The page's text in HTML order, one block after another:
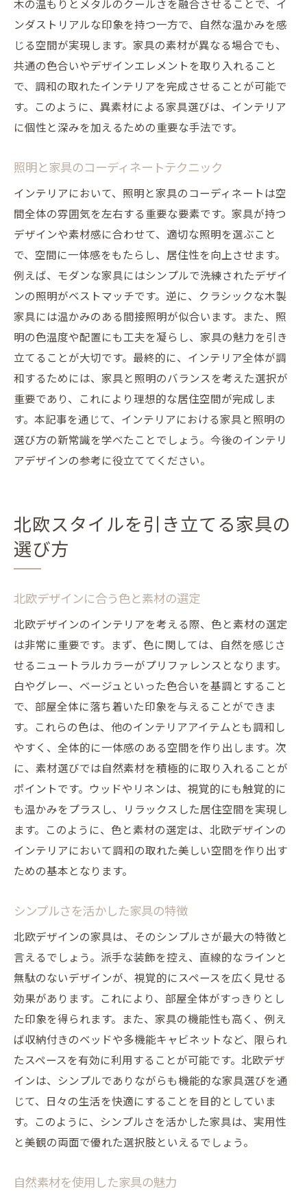
木の温もりとメタルのクールさを融合させることで、イ
ンダストリアルな印象を持つ一方で、自然な温かみを感
じる空間が実現します。家具の素材が異なる場合でも、
共通の色合いやデザインエレメントを取り入れること
で、調和の取れたインテリアを完成させることが可能で
す。このように、異素材による家具選びは、インテリア
に個性と深みを加えるための重要な手法です。
照明と家具のコーディネートテクニック
インテリアにおいて、照明と家具のコーディネートは空
間全体の雰囲気を左右する重要な要素です。家具が持つ
デザインや素材感に合わせて、適切な照明を選ぶこと
で、空間に一体感をもたらし、居住性を向上させます。
例えば、モダンな家具にはシンプルで洗練されたデザイ
ンの照明がベストマッチです。逆に、クラシックな木製
家具には温かみのある間接照明が似合います。また、照
明の色温度や配置にも工夫を凝らし、家具の魅力を引き
立てることが大切です。最終的に、インテリア全体が調
和するためには、家具と照明のバランスを考えた選択が
重要であり、これにより理想的な居住空間が完成しま
す。本記事を通じて、インテリアにおける家具と照明の
選び方の新常識を学べたことでしょう。今後のインテリ
アデザインの参考に役立ててください。
北欧スタイルを引き立てる家具の
選び方
北欧デザインに合う色と素材の選定
北欧デザインのインテリアを考える際、色と素材の選定
は非常に重要です。まず、色に関しては、自然を感じさ
せるニュートラルカラーがプリファレンスとなります。
白やグレー、ベージュといった色合いを基調とすること
で、部屋全体に落ち着いた印象を与えることができま
す。これらの色は、他のインテリアアイテムとも調和し
やすく、全体的に一体感のある空間を作り出します。次
に、素材選びでは自然素材を積極的に取り入れることが
ポイントです。ウッドやリネンは、視覚的にも触覚的に
も温かみをプラスし、リラックスした居住空間を実現し
ます。このように、色と素材の選定は、北欧デザインの
インテリアにおいて調和の取れた美しい空間を作り出す
ための基本となります。
シンプルさを活かした家具の特徴
北欧デザインの家具は、そのシンプルさが最大の特徴と
言えるでしょう。派手な装飾を控え、直線的なラインと
無駄のないデザインが、視覚的にスペースを広く見せる
効果があります。これにより、部屋全体がすっきりとし
た印象を得られます。また、家具の機能性も高く、例え
ば収納付きのベッドや多機能キャビネットなど、限られ
たスペースを有効に利用することが可能です。北欧デザ
インは、シンプルでありながらも機能的な家具選びを通
じて、日々の生活を快適にすることを目的としていま
す。このように、シンプルさを活かした家具は、実用性
と美観の両面で優れた選択肢といえるでしょう。
自然素材を使用した家具の魅力